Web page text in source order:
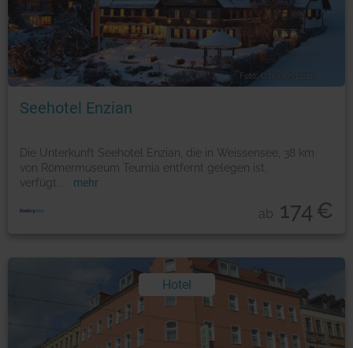
Foto: © booking.com
Seehotel Enzian
Die Unterkunft Seehotel Enzian, die in Weissensee, 38 km
von Römermuseum Teurnia entfernt gelegen ist,
verfügt
mehr
ab 174 €
Hotel